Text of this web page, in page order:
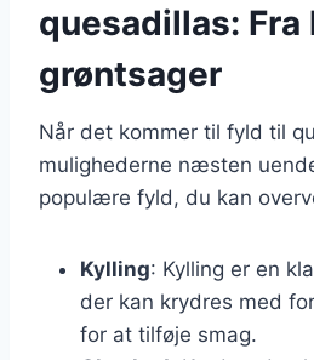
quesadillas:
grøntsager
Når det kommer til fyld til
mulighederne næsten
populære fyld, du kan
Kylling: Kylling er en
der kan krydres med
for at tilføje smag.